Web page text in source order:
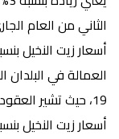
العمالة في
19، حيث تشير